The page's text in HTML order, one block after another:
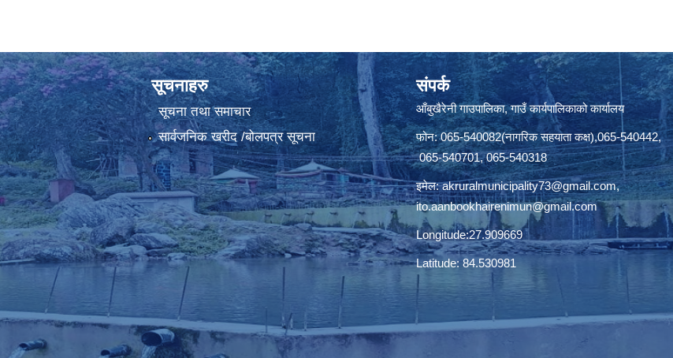
सूचनाहरु
सूचना तथा समाचार
सार्वजनिक खरीद /बोलपत्र सूचना
संपर्क
आँबुखैरेनी गाउपालिका, गाउँ कार्यपालिकाको कार्यालय
फोन: 065-540082(नागरिक सहयाता कक्ष),065-540442,
065-540701, 065-540318
इमेल:akruralmunicipality73@gmail.com,
ito.aanbookhairenimun@gmail.com
Longitude:27.909669
Latitude: 84.530981